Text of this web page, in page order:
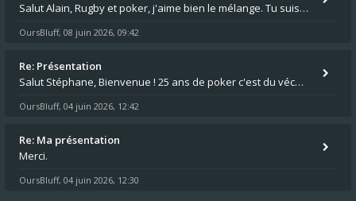
Salut Alain, Rugby et poker, j'aime bien le mélange. Tu suis le rugby du coin ? Moi j'essaie d'aller voir des matchs de
OursBluff, 08 juin 2026, 09:42
Re: Présentation
Salut Stéphane, Bienvenue ! 25 ans de poker c'est du vécu quand même. Moi je suis relativementnouveau (2018) mais j'ai a
OursBluff, 04 juin 2026, 12:42
Re: Ma présentation
Merci.
OursBluff, 04 juin 2026, 12:30